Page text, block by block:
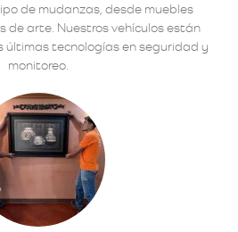
de mudanzas, desde muebles
de arte. Nuestros vehículos están
últimas tecnologías en seguridad y
monitoreo.